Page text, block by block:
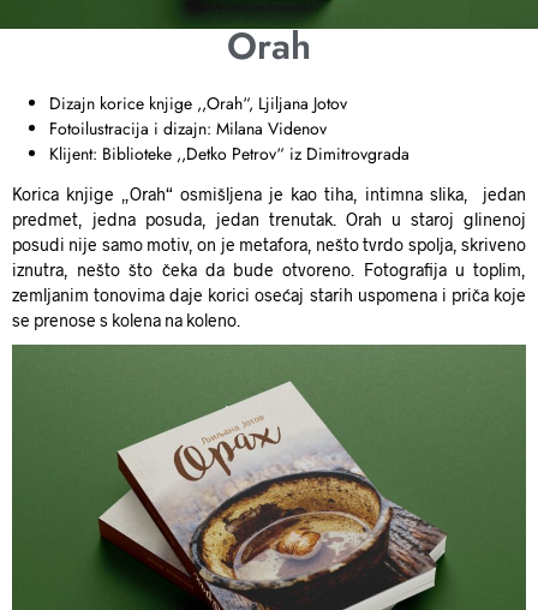
Orah
Dizajn korice knjige ,,Orah“, Ljiljana Jotov
Fotoilustracija i dizajn: Milana Videnov
Klijent: Biblioteke ,,Detko Petrov“ iz Dimitrovgrada
Korica knjige „Orah“ osmišljena je kao tiha, intimna slika, jedan
predmet, jedna posuda, jedan trenutak. Orah u staroj glinenoj
posudi nije samo motiv, on je metafora, nešto tvrdo spolja, skriveno
iznutra, nešto što čeka da bude otvoreno. Fotografija u toplim,
zemljanim tonovima daje korici osećaj starih uspomena i priča koje
se prenose s kolena na koleno.